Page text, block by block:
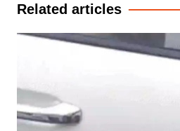
Related articles